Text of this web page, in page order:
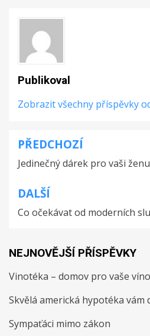
Publikoval
Zobrazit všechny příspěvky
Navigace
pro
příspěvek
PŘEDCHOZÍ
Jedinečný dárek pro vaši ženu
DALŠÍ
Co očekávat od moderních
NEJNOVĚJŠÍ PŘÍSPĚVKY
Vinotéka – domov pro vaše víno
Skvělá americká hypotéka vám
Sympaťáci mimo zákon